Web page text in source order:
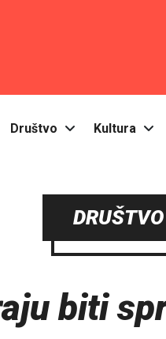
Društvo Kultura
DRUŠTVO
biti